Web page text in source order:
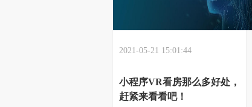
2021-05-21 15:01:44
小程序VR看房那么多好处，
赶紧来看看吧！